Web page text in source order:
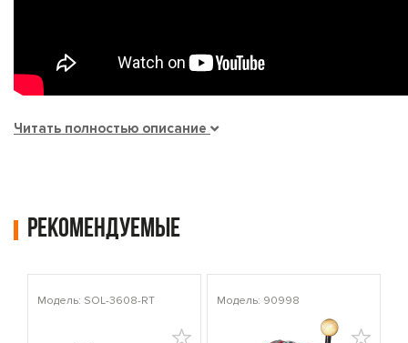
Читать полностью описание
Рекомендуемые
Модель: SOL-3608-RT Модель: 90998